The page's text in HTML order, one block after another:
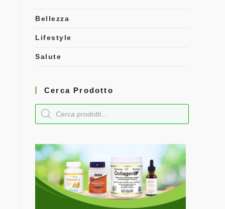
Bellezza
Lifestyle
Salute
Cerca Prodotto